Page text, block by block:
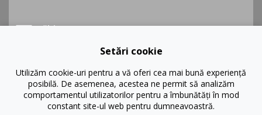
Bălți
Bălți, str. Ștefan cel Mare 16
+373 68 452 945
balti@gustapro.md
Setări cookie
Utilizăm cookie-uri pentru a vă oferi cea mai bună experiență
posibilă. De asemenea, acestea ne permit să analizăm
comportamentul utilizatorilor pentru a îmbunătăți în mod
constant site-ul web pentru dumneavoastră.